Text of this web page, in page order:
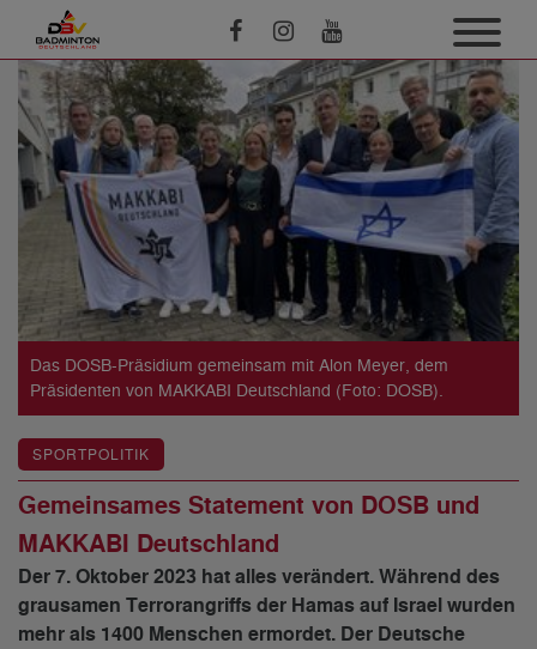
Das DOSB-Präsidium gemeinsam mit Alon Meyer, dem
Präsidenten von MAKKABI Deutschland (Foto: DOSB).
SPORTPOLITIK
Gemeinsames Statement von DOSB und
MAKKABI Deutschland
Der 7. Oktober 2023 hat alles verändert. Während des
grausamen Terrorangriffs der Hamas auf Israel wurden
mehr als 1400 Menschen ermordet. Der Deutsche